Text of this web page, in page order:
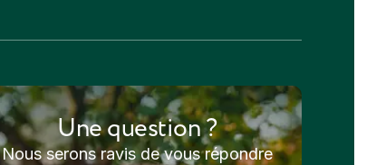
Une question ?
Nous serons ravis de vous répondre